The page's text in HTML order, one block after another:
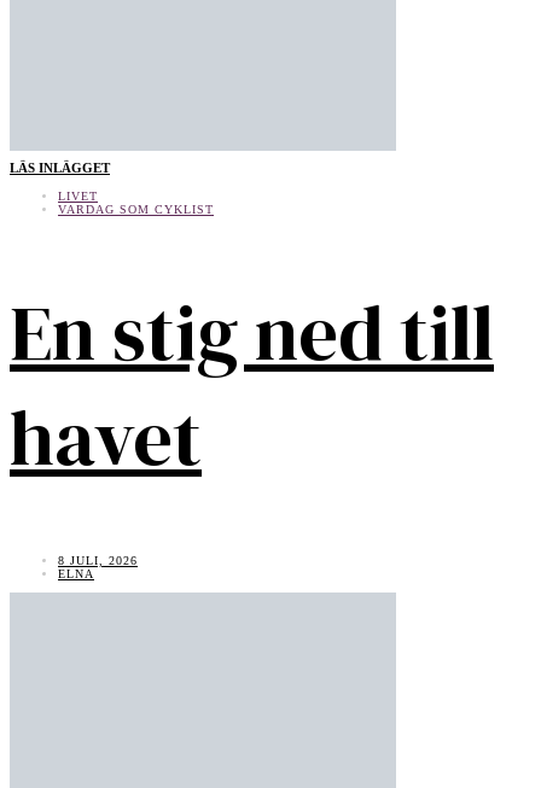
LÄS INLÄGGET
LIVET
VARDAG SOM CYKLIST
En stig ned till
havet
8 JULI, 2026
ELNA